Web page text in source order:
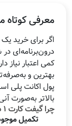
معرفی
کمی اعتبار نیاز
بهترین و
پول اکانت پلی
بالاتر به‌صورت
چرا گیفت کارت ۱ دلاری PSN بخریم؟
تکمیل